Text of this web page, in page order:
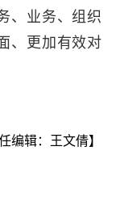
、业务、组织
、更加有效对
任编辑：王文倩】